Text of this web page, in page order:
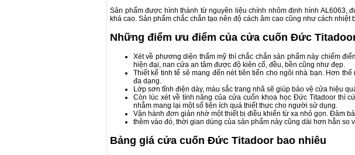
Sản phẩm được hình thành từ nguyên liệu chính nhôm định hình AL6063,
khá cao. Sản phẩm chắc chắn tạo nên độ cách âm cao cũng như cách nhiệt
Những điểm ưu điểm của cửa cuốn Đức
Xét về phương diện thẩm mỹ thì chắc chắn sản phẩm này chiếm
hiện đại, nan cửa an tâm được độ kiên cố, đều, bền cũng như đẹp.
Thiết kế tinh tế sẽ mang đến nét tiên tiến cho ngôi nhà bạn. Hơn
đa dạng.
Lớp sơn tĩnh điện dày, màu sắc trang nhã sẽ giúp bảo vệ cửa hiệu
Còn lúc xét về tính năng của cửa cuốn khoa học Đức Titadoor thì
nhằm mang lại một số tiện ích quá thiết thực cho người sử dụng.
Vận hành đơn giản nhờ một thiết bị điều khiển từ xa nhỏ gọn. Đảm
thêm vào đó, thời gian dùng của sản phẩm này cũng dài hơn hẳn
Bảng giá cửa cuốn Đức Titadoor bao nhiêu